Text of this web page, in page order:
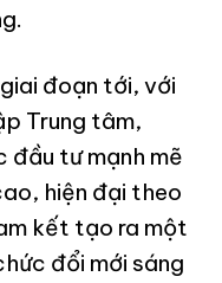
đoạn tới, với
Trung tâm,
tư mạnh mẽ
hiện đại theo
kết tạo ra một
đổi mới sáng